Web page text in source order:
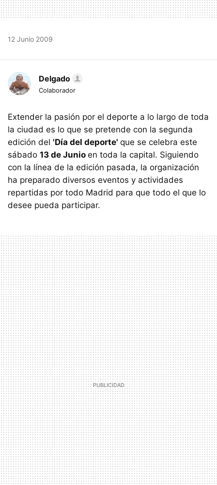
12 Junio 2009
Delgado
Colaborador
Extender la pasión por el deporte a lo largo de toda
la ciudad es lo que se pretende con la segunda
edición del 'Día del deporte' que se celebra este
sábado 13 de Junio en toda la capital. Siguiendo
con la línea de la edición pasada, la organización
ha preparado diversos eventos y actividades
repartidas por todo Madrid para que todo el que lo
desee pueda participar.